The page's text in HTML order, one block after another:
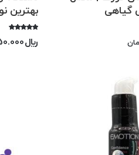
گیاهی
بهترین
5.00
﷼